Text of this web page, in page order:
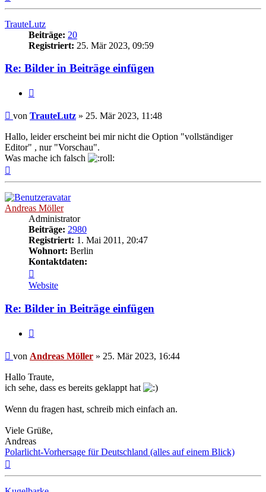
TrauteLutz
Beiträge: 20
Registriert: 25. Mär 2023, 09:59
Re: Bilder in Beiträge einfügen
Beitrag
von TrauteLutz » 25. Mär 2023, 11:48
Hallo, leider erscheint bei mir nicht die Option "vollständiger
Editor" , nur "Vorschau".
Was mache ich falsch
Andreas Möller
Administrator
Beiträge: 2980
Registriert: 1. Mai 2011, 20:47
Wohnort: Berlin
Kontaktdaten:
von
Andreas
Möller
Website
Re: Bilder in Beiträge einfügen
Beitrag
von Andreas Möller » 25. Mär 2023, 16:44
Hallo Traute,
ich sehe, dass es bereits geklappt hat
Wenn du fragen hast, schreib mich einfach an.
Viele Grüße,
Andreas
Polarlicht-Vorhersage für Deutschland (alles auf einem Blick)